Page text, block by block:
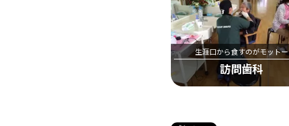
生涯口から食すのがモットー
訪問歯科